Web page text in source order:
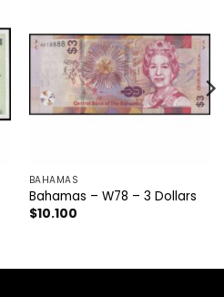
BAHAMAS
Bahamas – W78 – 3 Dollars
$10.100